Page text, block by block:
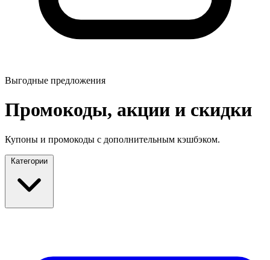
Выгодные предложения
Промокоды, акции и скидки
Купоны и промокоды с дополнительным кэшбэком.
Категории